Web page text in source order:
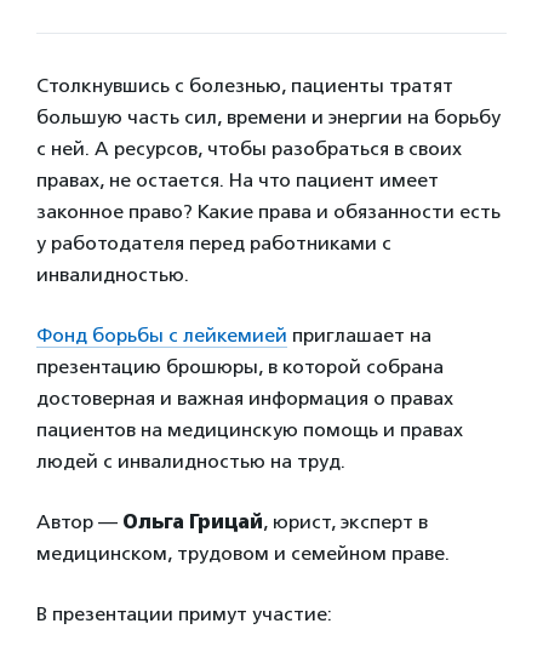
Столкнувшись с болезнью, пациенты тратят
большую часть сил, времени и энергии на борьбу
с ней. А ресурсов, чтобы разобраться в своих
правах, не остается. На что пациент имеет
законное право? Какие права и обязанности есть
у работодателя перед работниками с
инвалидностью.
Фонд борьбы с лейкемией приглашает на
презентацию брошюры, в которой собрана
достоверная и важная информация о правах
пациентов на медицинскую помощь и правах
людей с инвалидностью на труд.
Автор — Ольга Грицай, юрист, эксперт в
медицинском, трудовом и семейном праве.
В презентации примут участие: